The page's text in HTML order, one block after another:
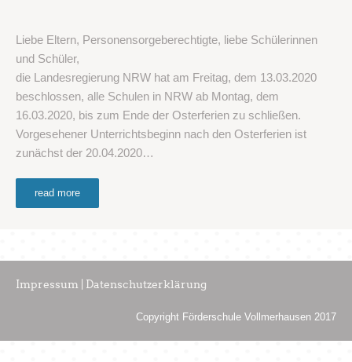
Liebe Eltern, Personensorgeberechtigte, liebe Schülerinnen
und Schüler,
die Landesregierung NRW hat am Freitag, dem 13.03.2020
beschlossen, alle Schulen in NRW ab Montag, dem
16.03.2020, bis zum Ende der Osterferien zu schließen.
Vorgesehener Unterrichtsbeginn nach den Osterferien ist
zunächst der 20.04.2020…
read more
Impressum | Datenschutzerklärung
Copyright Förderschule Vollmerhausen 2017